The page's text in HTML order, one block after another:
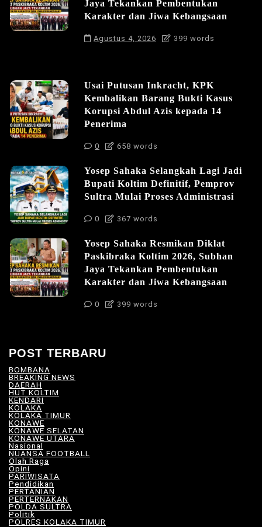
Jaya Tekankan Pembentukan
Karakter dan Jiwa Kebangsaan
Agustus 4, 2026 399 words
Usai Putusan Inkracht, KPK
Kembalikan Barang Bukti Kasus
Korupsi Abdul Azis kepada 14
Penerima
0 658 words
Yosep Sahaka Selangkah Lagi Jadi
Bupati Koltim Definitif, Pemprov
Sultra Mulai Proses Administrasi
0 367 words
Yosep Sahaka Resmikan Diklat
Paskibraka Koltim 2026, Subhan
Jaya Tekankan Pembentukan
Karakter dan Jiwa Kebangsaan
0 399 words
POST TERBARU
BOMBANA
BREAKING NEWS
DAERAH(566)
HUT KOLTIM
KENDARI(104)
KOLAKA(21)
KOLAKA TIMUR
KONAWE(34)
KONAWE SELATAN
KONAWE UTARA(10)
Nasional(101)
NUANSA FOOTBALL
Olah Raga(12)
Opini(5)
PARIWISATA
Pendidikan(17)
PERTANIAN
PERTERNAKAN
POLDA SULTRA
Politik(8)
POLRES KOLAKA TIMUR